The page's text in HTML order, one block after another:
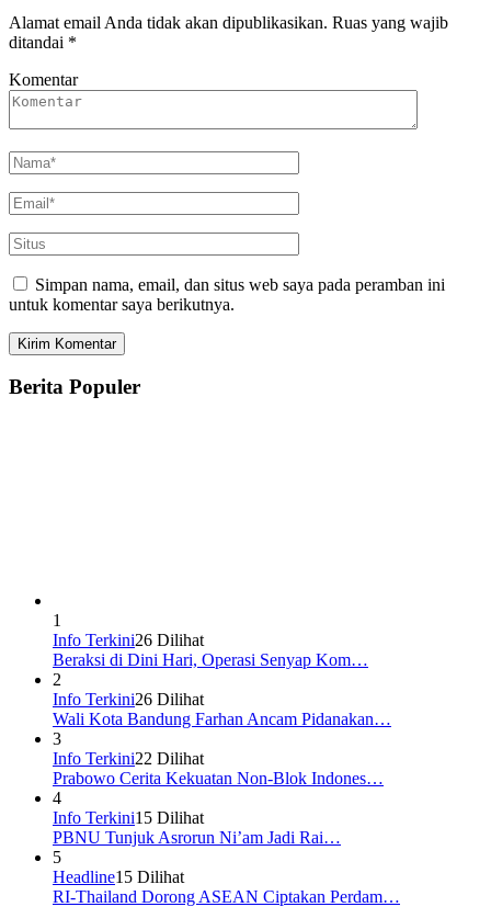
Alamat email Anda tidak akan dipublikasikan. Ruas yang wajib
ditandai *
Komentar
Simpan nama, email, dan situs web saya pada peramban ini
untuk komentar saya berikutnya.
Berita Populer
1
Info Terkini26 Dilihat
Beraksi di Dini Hari, Operasi Senyap Kom…
2
Info Terkini26 Dilihat
Wali Kota Bandung Farhan Ancam Pidanakan…
3
Info Terkini22 Dilihat
Prabowo Cerita Kekuatan Non-Blok Indones…
4
Info Terkini15 Dilihat
PBNU Tunjuk Asrorun Ni’am Jadi Rai…
5
Headline15 Dilihat
RI-Thailand Dorong ASEAN Ciptakan Perdam…